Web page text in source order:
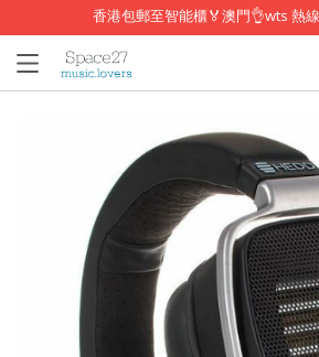
香港包郵至智能櫃🏅澳門👌wts 熱
已加入購物車